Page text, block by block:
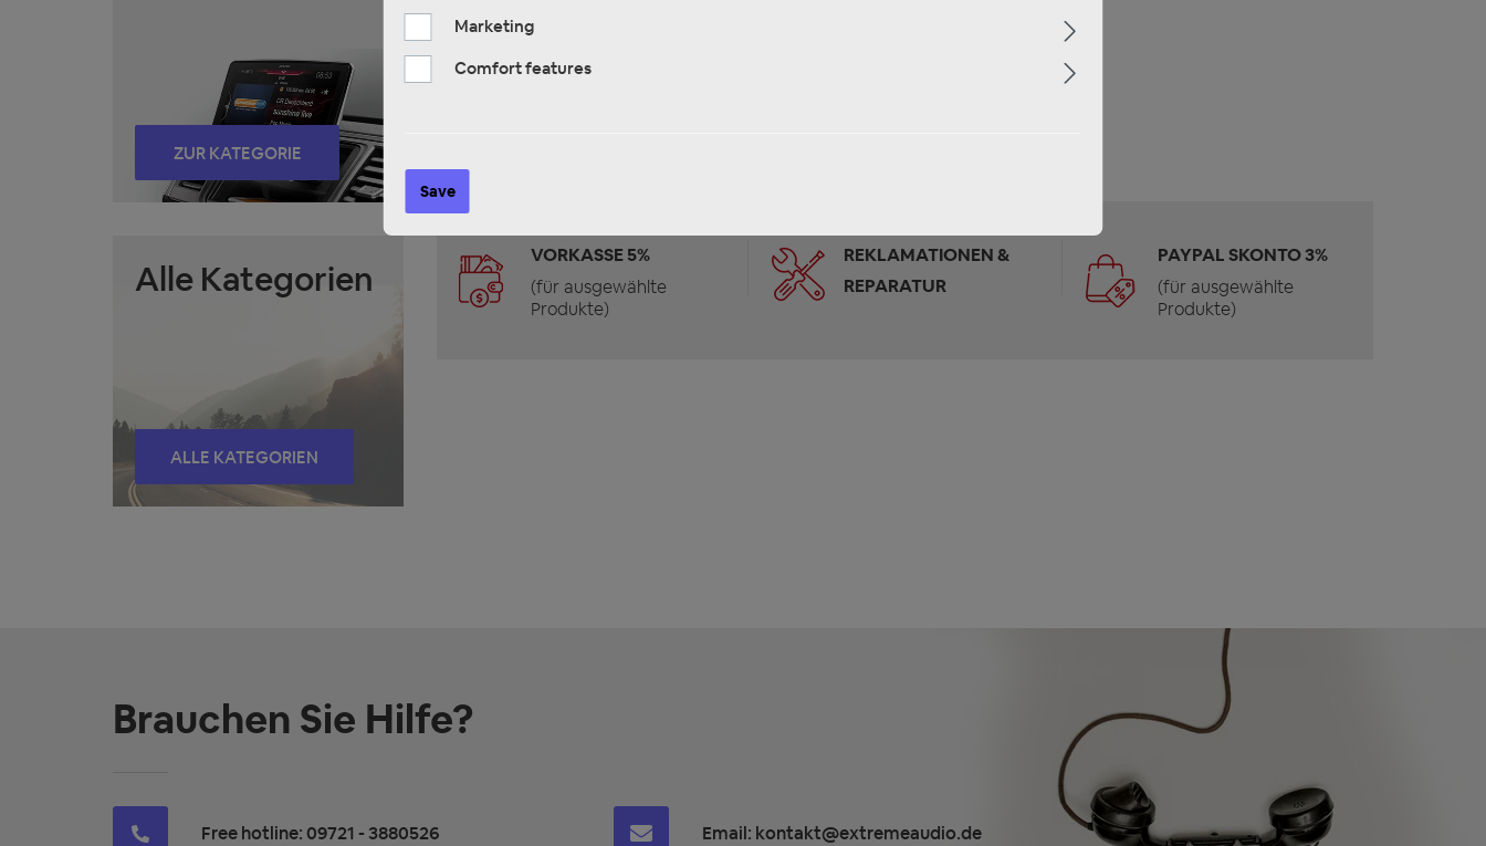
ZUR KATEGORIE
Alle Kategorien
ALLE KATEGORIEN
VORKASSE 5%
(für ausgewählte
Produkte)
REKLAMATIONEN &
REPARATUR
PAYPAL SKONTO 3%
(für ausgewählte
Produkte)
Brauchen Sie Hilfe?
Free hotline: 09721 - 3880526 Email: kontakt@extremeaudio.de
Marketing
Comfort features
Save